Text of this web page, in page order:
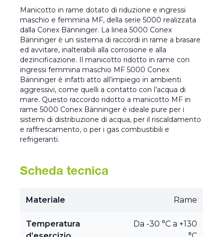
Manicotto in rame dotato di riduzione e ingressi
maschio e femmina MF, della serie 5000 realizzata
dalla Conex Bänninger. La linea 5000 Conex
Bänninger è un sistema di raccordi in rame a brasare
ed avvitare, inalterabili alla corrosione e alla
dezincificazione. Il manicotto ridotto in rame con
ingressi femmina maschio MF 5000 Conex
Bänninger è infatti atto all’impiego in ambienti
aggressivi, come quelli a contatto con l’acqua di
mare. Questo raccordo ridotto a manicotto MF in
rame 5000 Conex Bänninger è ideale pure per i
sistemi di distribuzione di acqua, per il riscaldamento
e raffrescamento, o per i gas combustibili e
refrigeranti.
Scheda tecnica
Materiale Rame
Temperatura
Da -30 °C a +130